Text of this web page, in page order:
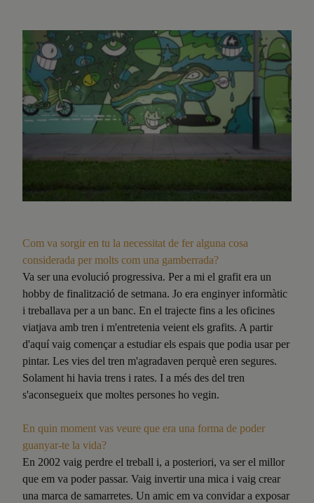
Com va sorgir en tu la necessitat de fer alguna cosa
considerada per molts com una gamberrada?
Va ser una evolució progressiva. Per a mi el grafit era un
hobby de finalització de setmana. Jo era enginyer informàtic
i treballava per a un banc. En el trajecte fins a les oficines
viatjava amb tren i m'entretenia veient els grafits. A partir
d'aquí vaig començar a estudiar els espais que podia usar per
pintar. Les vies del tren m'agradaven perquè eren segures.
Solament hi havia trens i rates. I a més des del tren
s'aconsegueix que moltes persones ho vegin.
En quin moment vas veure que era una forma de poder
guanyar-te la vida?
En 2002 vaig perdre el treball i, a posteriori, va ser el millor
que em va poder passar. Vaig invertir una mica i vaig crear
una marca de samarretes. Un amic em va convidar a exposar